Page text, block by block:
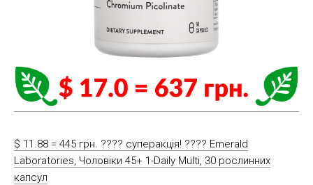
$ 11.88 = 445 грн. ???? cуперакція! ???? Emerald
Laboratories, Чоловіки 45+ 1-Daily Multi, 30 рослинних
капсул